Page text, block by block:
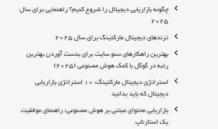
چگونه بازاریابی دیجیتال را شروع کنیم؟ راهنمایی برای سال
2025
ترندهای دیجیتال مارکتینگ برای سال 2025
بهترین راهکارهای سئو سایت برای بدست آوردن بهترین
رتبه در گوگل با کمک هوش مصنوعی (2025)
استراتژی دیجیتال مارکتینگ: 10 استراتژی بازاریابی
دیجیتال که باید بدانید
بازاریابی محتوای مبتنی بر هوش مصنوعی: راهنمای موفقیت
یک استارتاپ